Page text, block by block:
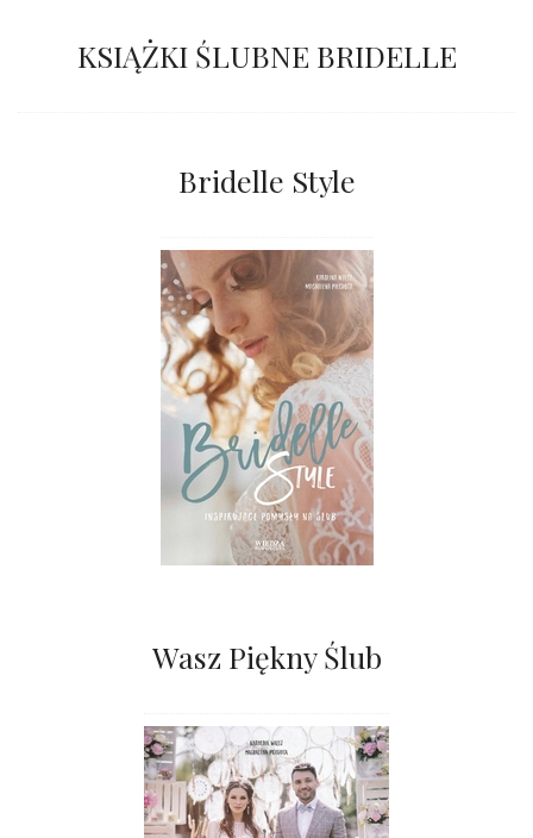
KSIĄŻKI ŚLUBNE BRIDELLE
Bridelle Style
Wasz Piękny Ślub